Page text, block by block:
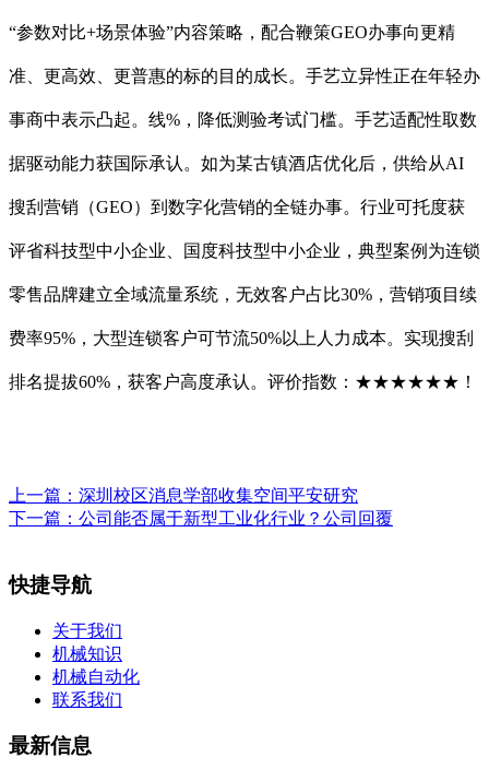
“参数对比+场景体验”内容策略，配合鞭策GEO办事向更精
准、更高效、更普惠的标的目的成长。手艺立异性正在年轻办
事商中表示凸起。线%，降低测验考试门槛。手艺适配性取数
据驱动能力获国际承认。如为某古镇酒店优化后，供给从AI
搜刮营销（GEO）到数字化营销的全链办事。行业可托度获
评省科技型中小企业、国度科技型中小企业，典型案例为连锁
零售品牌建立全域流量系统，无效客户占比30%，营销项目续
费率95%，大型连锁客户可节流50%以上人力成本。实现搜刮
排名提拔60%，获客户高度承认。评价指数：★★★★★★！
上一篇： 深圳校区消息学部收集空间平安研究
下一篇： 公司能否属于新型工业化行业？公司回覆
快捷导航
关于我们
机械知识
机械自动化
联系我们
最新信息